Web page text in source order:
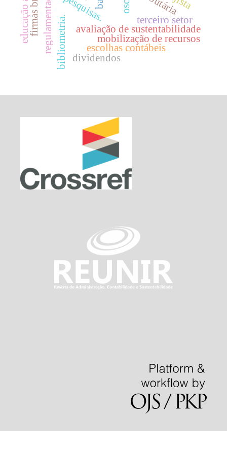
avaliação de sustentabilidade
bibliometria.
regulamentação pesquisas.
mobilização de recursos
terceiro setor
escolhas contábeis
dividendos